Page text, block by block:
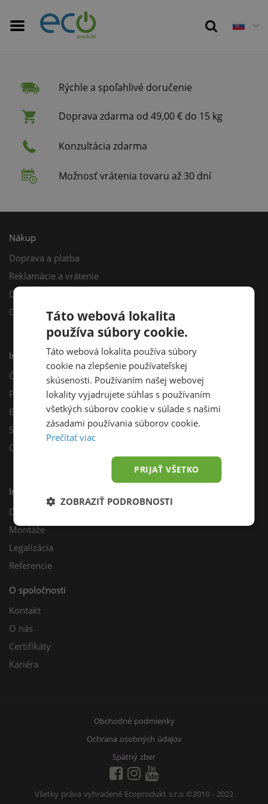
Rýchle a spoľahlivé doručenie
Doprava zdarma od 49,00 € do 15 kg
Konzultácia zdarma
Možnosť vrátenia tovaru až 30 dní
Nákup
Doprava a platba
Reklamácie a vrátenie
Darčekový poukaz
Odberné miesta
Informácie
Často kladené otázky
Poradňa
Blog
Sprievodca výberom fotovoltiky
Odporúčací program
Inštalácie
Dotácie
Montáže
Legalizácia
Referencie
O spoločnosti
Kontakt
O nás
Certifikáty
Kariéra
Obchodné podmienky
Ochrana osobných údajov
Spätný zber
Všetky práva vyhradené Ecoprodukt s.r.o ©2010 - 2022
Táto webová lokalita
používa súbory cookie.
Táto webová lokalita používa súbory
cookie na zlepšenie používateľskej
skúsenosti. Používaním našej webovej
lokality vyjadrujete súhlas s používaním
všetkých súborov cookie v súlade s našimi
zásadami používania súborov cookie.
Prečítať viac
PRIJAŤ VŠETKO
ZOBRAZIŤ PODROBNOSTI